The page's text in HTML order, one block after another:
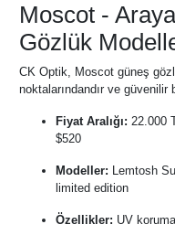
Moscot -
Gözlük
CK Optik, Moscot güneş
noktalarındandır ve
Fiyat Aralığı: 22.000
$520
Modeller: Lemtosh
limited edition
Özellikler: UV